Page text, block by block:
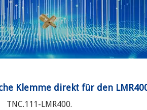
Klemme direkt für den
TNC.111-LMR400.